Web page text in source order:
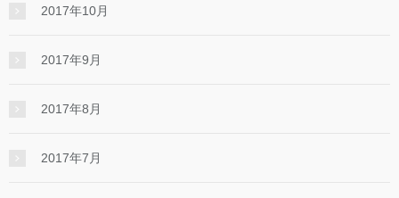
2017年10月
2017年9月
2017年8月
2017年7月